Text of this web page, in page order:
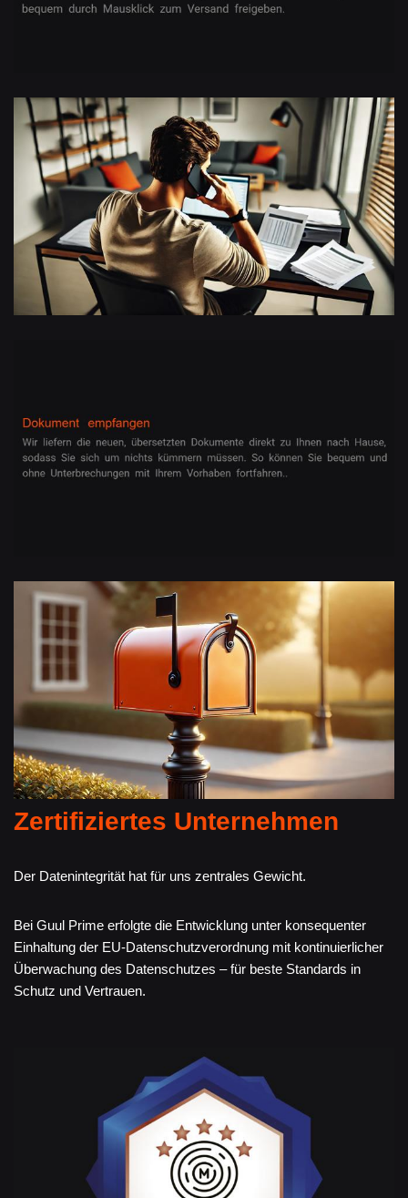
Zertifiziertes Unternehmen
Der Datenintegrität hat für uns zentrales Gewicht.
Bei Guul Prime erfolgte die Entwicklung unter konsequenter
Einhaltung der EU-Datenschutzverordnung mit kontinuierlicher
Überwachung des Datenschutzes – für beste Standards in
Schutz und Vertrauen.